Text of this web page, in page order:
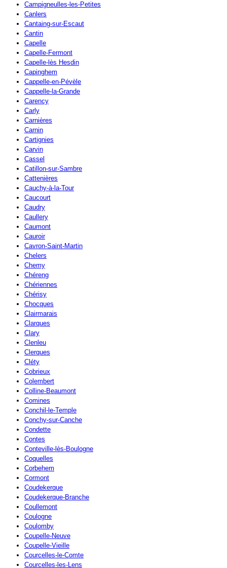
Campigneulles-les-Petites
Canlers
Cantaing-sur-Escaut
Cantin
Capelle
Capelle-Fermont
Capelle-lès Hesdin
Capinghem
Cappelle-en-Pévèle
Cappelle-la-Grande
Carency
Carly
Carnières
Carnin
Cartignies
Carvin
Cassel
Catillon-sur-Sambre
Cattenières
Cauchy-à-la-Tour
Caucourt
Caudry
Caullery
Caumont
Cauroir
Cavron-Saint-Martin
Chelers
Chemy
Chéreng
Chériennes
Chérisy
Chocques
Clairmarais
Clarques
Clary
Clenleu
Clerques
Cléty
Cobrieux
Colembert
Colline-Beaumont
Comines
Conchil-le-Temple
Conchy-sur-Canche
Condette
Contes
Conteville-lès-Boulogne
Coquelles
Corbehem
Cormont
Coudekerque
Coudekerque-Branche
Coullemont
Coulogne
Coulomby
Coupelle-Neuve
Coupelle-Vieille
Courcelles-le-Comte
Courcelles-les-Lens